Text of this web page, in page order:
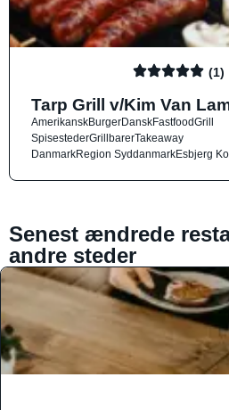
(1)
Tarp Grill v/Kim Van
AmerikanskBurgerDanskFastfoodGrill
SpisestederGrillbarerTakeaway
DanmarkRegion SyddanmarkEsbjerg
Senest ændrede
andre steder